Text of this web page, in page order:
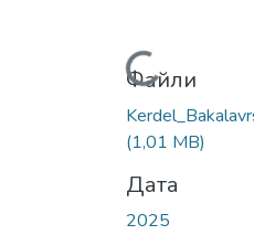
Вантажиться...Файли
(1,01 MB)
Дата
2025